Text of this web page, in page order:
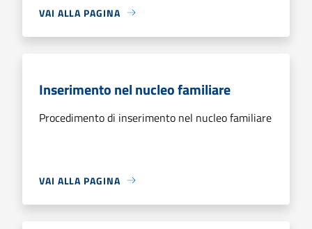
VAI ALLA PAGINA
Inserimento nel nucleo familiare
Procedimento di inserimento nel nucleo familiare
VAI ALLA PAGINA